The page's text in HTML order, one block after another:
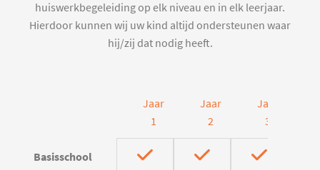
huiswerkbegeleiding op elk niveau en in elk leerjaar.
Hierdoor kunnen wij uw kind altijd ondersteunen waar
hij/zij dat nodig heeft.
Jaar
1
Jaar
2
Jaar
3
Basisschool